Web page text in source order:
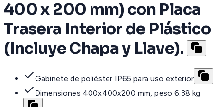
400 x 200 mm) con Placa
Trasera Interior de Plástico
(Incluye Chapa y Llave).
Gabinete de poliéster IP65 para uso exterior
Dimensiones 400x400x200 mm, peso 6.38 kg